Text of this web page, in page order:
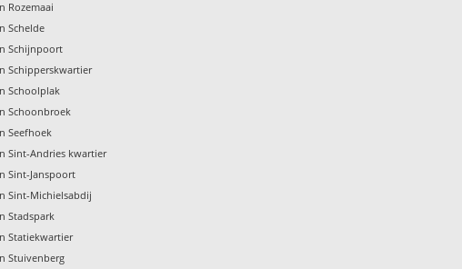
Rozemaai
Schelde
Schijnpoort
Schipperskwartier
Schoolplak
Schoonbroek
Seefhoek
Sint-Andries kwartier
Sint-Janspoort
Sint-Michielsabdij
Stadspark
Statiekwartier
Stuivenberg